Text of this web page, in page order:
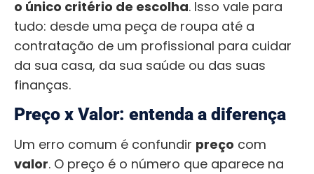
o único critério de escolha. Isso vale para
tudo: desde uma peça de roupa até a
contratação de um profissional para cuidar
da sua casa, da sua saúde ou das suas
finanças.
Preço x Valor: entenda a diferença
Um erro comum é confundir preço com
valor. O preço é o número que aparece na